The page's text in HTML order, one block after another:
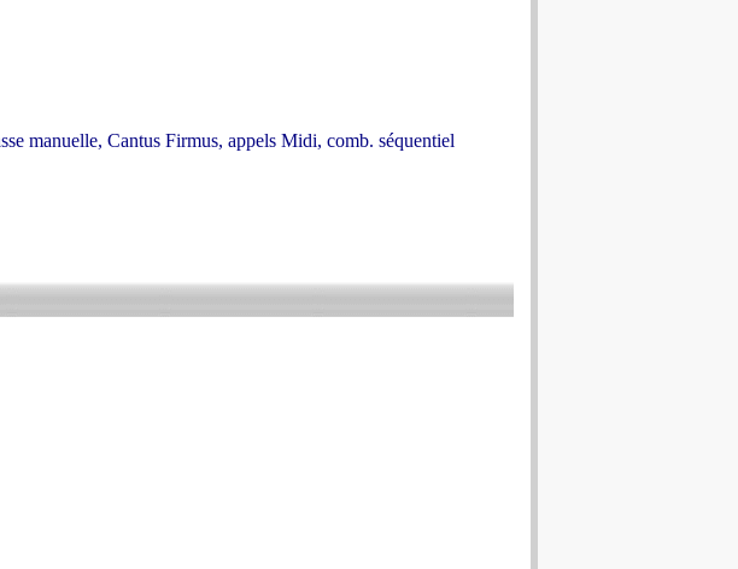
manuelle, Cantus Firmus, appels Midi, comb. séquentiel